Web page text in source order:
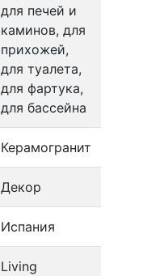
для печей и
каминов, для
прихожей,
для туалета,
для фартука,
для бассейна
Керамогранит
Декор
Испания
Living